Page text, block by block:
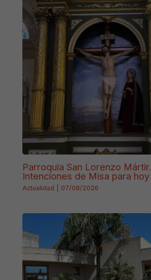
Parroquia San Lorenzo Mártir.
Intenciones de Misa para hoy
Actualidad 07/08/2026